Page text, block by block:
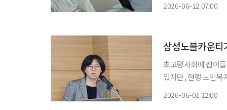
2026-06-12 07:00
삼성노블카운
초고령사회에 접어
있지만, 현행 노인복
2026-06-01 12:00